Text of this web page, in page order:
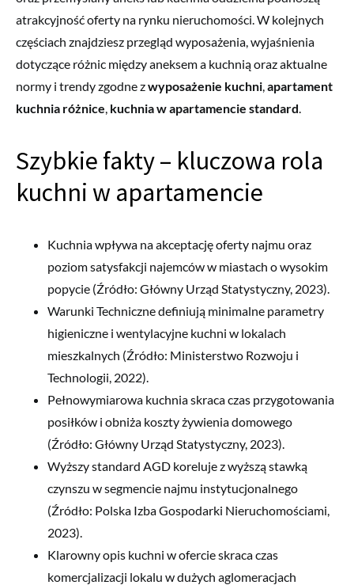
atrakcyjność oferty na rynku nieruchomości. W kolejnych
częściach znajdziesz przegląd wyposażenia, wyjaśnienia
dotyczące różnic między aneksem a kuchnią oraz aktualne
normy i trendy zgodne zwyposażenie kuchni,apartament
kuchnia różnice, kuchnia w apartamencie standard.
Szybkie fakty – kluczowa rola
kuchni w apartamencie
Kuchnia wpływa na akceptację oferty najmu oraz
poziom satysfakcji najemców w miastach o wysokim
popycie (Źródło: Główny Urząd Statystyczny, 2023).
Warunki Techniczne definiują minimalne parametry
higieniczne i wentylacyjne kuchni w lokalach
mieszkalnych (Źródło: Ministerstwo Rozwoju i
Technologii, 2022).
Pełnowymiarowa kuchnia skraca czas przygotowania
posiłków i obniża koszty żywienia domowego
(Źródło: Główny Urząd Statystyczny, 2023).
Wyższy standard AGD koreluje z wyższą stawką
czynszu w segmencie najmu instytucjonalnego
(Źródło: Polska Izba Gospodarki Nieruchomościami,
2023).
Klarowny opis kuchni w ofercie skraca czas
komercjalizacji lokalu w dużych aglomeracjach